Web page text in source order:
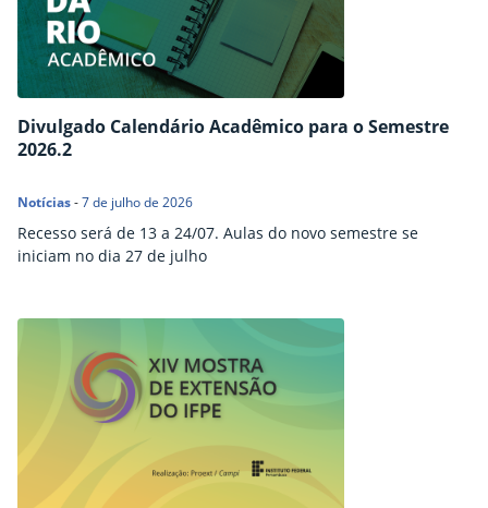
Divulgado Calendário Acadêmico para o Semestre
2026.2
Notícias-7 de julho de 2026
Recesso será de 13 a 24/07. Aulas do novo semestre se
iniciam no dia 27 de julho